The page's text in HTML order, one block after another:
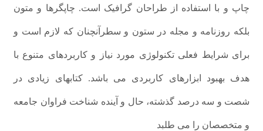
چاپ و با استفاده از طراحان گرافیک است. چاپگرها و متون
بلکه روزنامه و مجله در ستون و سطرآنچنان که لازم است و
برای شرایط فعلی تکنولوژی مورد نیاز و کاربردهای متنوع با
هدف بهبود ابزارهای کاربردی می باشد. کتابهای زیادی در
شصت و سه درصد گذشته، حال و آینده شناخت فراوان جامعه
و متخصصان را می طلبد